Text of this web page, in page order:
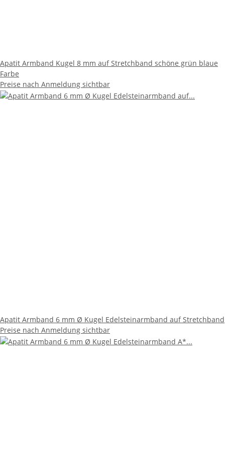
Apatit Armband Kugel 8 mm auf Stretchband schöne grün blaue
Farbe
Preise nach Anmeldung sichtbar
Apatit Armband 6 mm Ø Kugel Edelsteinarmband auf Stretchband
Preise nach Anmeldung sichtbar